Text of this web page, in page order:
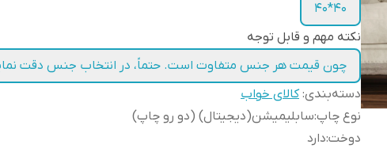
40*40
نکته مهم و قابل توجه
چون قیمت هر جنس متفاوت است. حتماً، در انتخاب جنس دقت
دسته‌بندی:کالای خواب
نوع چاپ:سابلیمیشن(دیجیتال) (دو رو چاپ)
دوخت:دارد